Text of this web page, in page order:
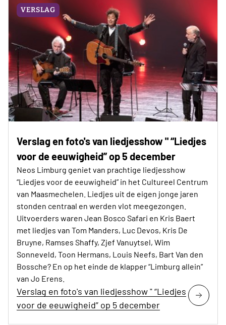
VERSLAG
Verslag en foto's van liedjesshow " “Liedjes
voor de eeuwigheid” op 5 december
Neos Limburg geniet van prachtige liedjesshow
“Liedjes voor de eeuwigheid” in het Cultureel Centrum
van Maasmechelen. Liedjes uit de eigen jonge jaren
stonden centraal en werden vlot meegezongen.
Uitvoerders waren Jean Bosco Safari en Kris Baert
met liedjes van Tom Manders, Luc Devos, Kris De
Bruyne, Ramses Shaffy, Zjef Vanuytsel, Wim
Sonneveld, Toon Hermans, Louis Neefs, Bart Van den
Bossche? En op het einde de klapper “Limburg allein”
van Jo Erens.
Verslag en foto's van liedjesshow " “Liedjes
voor de eeuwigheid” op 5 december